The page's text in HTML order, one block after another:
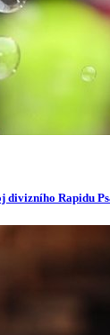
divizního Rapidu